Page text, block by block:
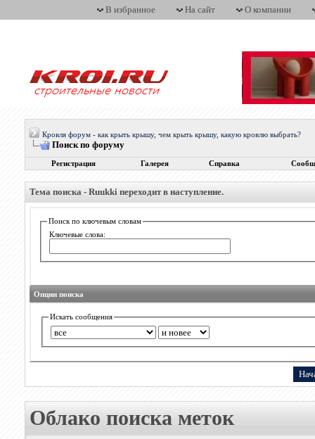
В избранное На сайт О компании
Кровля форум - как крыть крышу, чем крыть крышу, какую кровлю выбрать?
Поиск по форуму
Регистрация Галерея Справка
Тема поиска - Ruukki переходит в наступление.
Поиск по ключевым словам
Ключевые слова:
Опции поиска
Искать сообщения
Облако поиска меток